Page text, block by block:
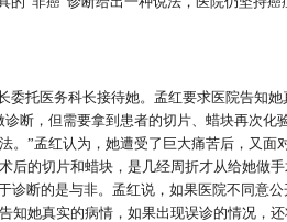
委托医务科长接待她。孟红要求医院告知
断，但需要拿到患者的切片、蜡块再次化
。”孟红认为，她遭受了巨大痛苦后，又面
后的切片和蜡块，是几经周折才从给她做
诊断的是与非。孟红说，如果医院不同意
知她真实的病情，如果出现误诊的情况，